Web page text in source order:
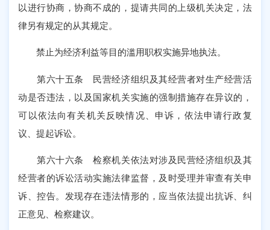
以进行协商，协商不成的，提请共同的上级机关决定，法
律另有规定的从其规定。
禁止为经济利益等目的滥用职权实施异地执法。
第六十五条 民营经济组织及其经营者对生产经营活
动是否违法，以及国家机关实施的强制措施存在异议的，
可以依法向有关机关反映情况、申诉，依法申请行政复
议、提起诉讼。
第六十六条 检察机关依法对涉及民营经济组织及其
经营者的诉讼活动实施法律监督，及时受理并审查有关申
诉、控告。发现存在违法情形的，应当依法提出抗诉、纠
正意见、检察建议。